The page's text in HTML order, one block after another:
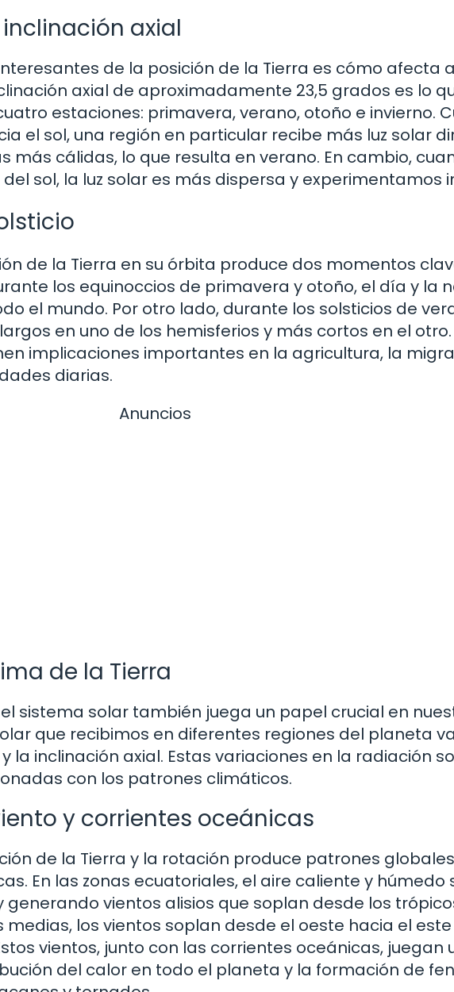
axial
de la posición de la Tierra es cómo afecta a
axial de aproximadamente 23,5 grados es lo
estaciones: primavera, verano, otoño e invierno.
el sol, una región en particular recibe más luz solar
cálidas, lo que resulta en verano. En cambio,
sol, la luz solar es más dispersa y experimentamos
de la Tierra en su órbita produce dos momentos
los equinoccios de primavera y otoño, el día y la
el mundo. Por otro lado, durante los solsticios de
en uno de los hemisferios y más cortos en el otro.
implicaciones importantes en la agricultura, la
diarias.
Anuncios
de la Tierra
sistema solar también juega un papel crucial en
que recibimos en diferentes regiones del planeta
la inclinación axial. Estas variaciones en la radiación
con los patrones climáticos.
y corrientes oceánicas
de la Tierra y la rotación produce patrones
En las zonas ecuatoriales, el aire caliente y húmedo
vientos alisios que soplan desde los
medias, los vientos soplan desde el oeste hacia el
vientos, junto con las corrientes oceánicas, juegan
del calor en todo el planeta y la formación de